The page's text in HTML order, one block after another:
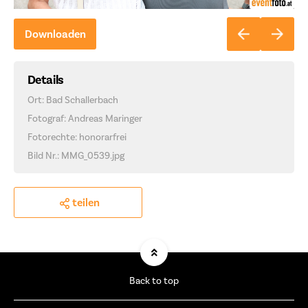
Downloaden
Details
Ort: Bad Schallerbach
Fotograf: Andreas Maringer
Fotorechte: honorarfrei
Bild Nr.: MMG_0539.jpg
teilen
Back to top